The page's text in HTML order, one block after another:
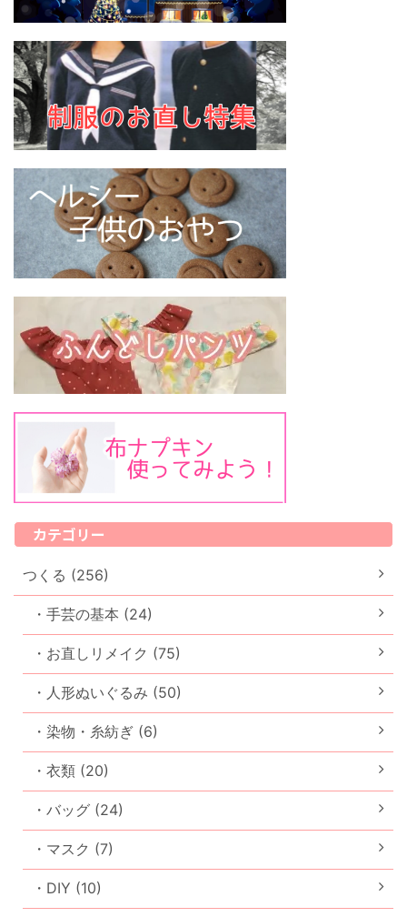
カテゴリー
つくる (256)
・手芸の基本 (24)
・お直しリメイク (75)
・人形ぬいぐるみ (50)
・染物・糸紡ぎ (6)
・衣類 (20)
・バッグ (24)
・マスク (7)
・DIY (10)